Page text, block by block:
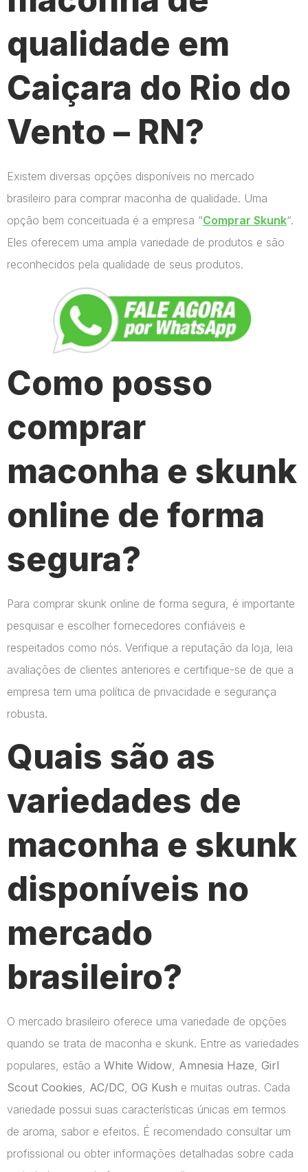
qualidade em
Caiçara do Rio do
Vento – RN?
Existem diversas opções disponíveis no mercado
brasileiro para comprar maconha de qualidade. Uma
opção bem conceituada é a empresa “Comprar Skunk“.
Eles oferecem uma ampla variedade de produtos e são
reconhecidos pela qualidade de seus produtos.
Como posso
comprar
maconha e skunk
online de forma
segura?
Para comprar skunk online de forma segura, é importante
pesquisar e escolher fornecedores confiáveis e
respeitados como nós. Verifique a reputação da loja, leia
avaliações de clientes anteriores e certifique-se de que a
empresa tem uma política de privacidade e segurança
robusta.
Quais são as
variedades de
maconha e skunk
disponíveis no
mercado
brasileiro?
O mercado brasileiro oferece uma variedade de opções
quando se trata de maconha e skunk. Entre as variedades
populares, estão a White Widow Amnesia Haze Girl
Scout Cookies AC/DC OG Kush e muitas outras. Cada
variedade possui suas características únicas em termos
de aroma, sabor e efeitos. É recomendado consultar um
profissional ou obter informações detalhadas sobre cada